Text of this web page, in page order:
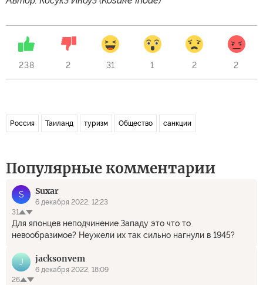
238 2 31 1 2 2
Россия Таиланд туризм Общество санкции
Популярные комментарии
S Suxar
6 декабря 2022, 12:23
31
Для японцев неподчинение Западу это что то
невообразимое? Неужели их так сильно нагнули в 1945?
J jacksonvem
6 декабря 2022, 18:09
26